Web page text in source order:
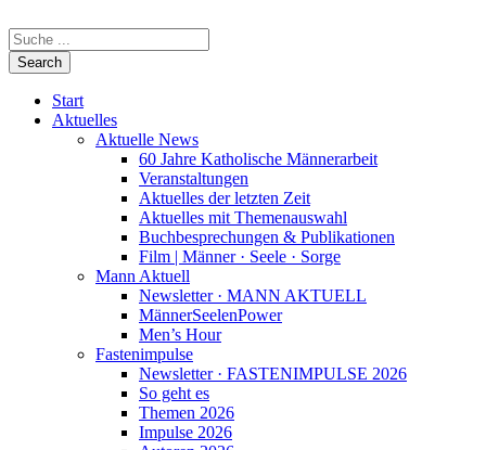
Start
Aktuelles
Aktuelle News
60 Jahre Katholische Männerarbeit
Veranstaltungen
Aktuelles der letzten Zeit
Aktuelles mit Themenauswahl
Buchbesprechungen & Publikationen
Film | Männer · Seele · Sorge
Mann Aktuell
Newsletter · MANN AKTUELL
MännerSeelenPower
Men’s Hour
Fastenimpulse
Newsletter · FASTENIMPULSE 2026
So geht es
Themen 2026
Impulse 2026